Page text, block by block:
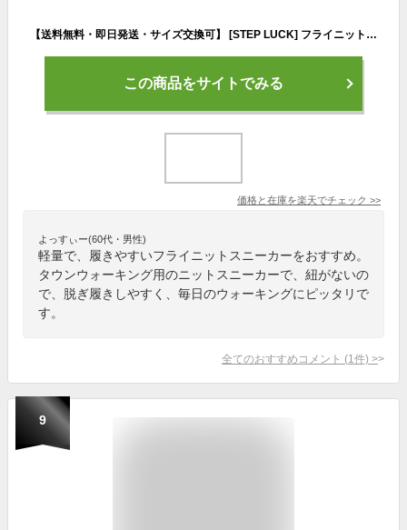
【送料無料・即日発送・サイズ交換可】 [STEP LUCK] フライニットスニーカー タウンウォーキング デイリーウォーキング コンフォートシューズ スポーツシューズ ジョギング ランニング スリッポン 上履き 2way メンズ レディース 男女兼用 22.5～28.0cm sl_22535
この商品をサイトでみる
価格と在庫を楽天でチェック >>
よっすぃー(60代・男性)
軽量で、履きやすいフライニットスニーカーをおすすめ。
タウンウォーキング用のニットスニーカーで、紐がないの
で、脱ぎ履きしやすく、毎日のウォーキングにピッタリで
す。
全てのおすすめコメント (1 件) >
9